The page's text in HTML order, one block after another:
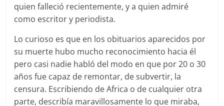
quien falleció recientemente, y a quien admiré
como escritor y periodista.
Lo curioso es que en los obituarios aparecidos por
su muerte hubo mucho reconocimiento hacia él
pero casi nadie habló del modo en que por 20 o 30
años fue capaz de remontar, de subvertir, la
censura. Escribiendo de Africa o de cualquier otra
parte, describía maravillosamente lo que miraba,